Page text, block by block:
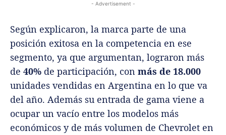
- Advertisement -
Según explicaron, la marca parte de una
posición exitosa en la competencia en ese
segmento, ya que argumentan, lograron más
de 40% de participación, con más de 18.000
unidades vendidas en Argentina en lo que va
del año. Además su entrada de gama viene a
ocupar un vacío entre los modelos más
económicos y de más volumen de Chevrolet en